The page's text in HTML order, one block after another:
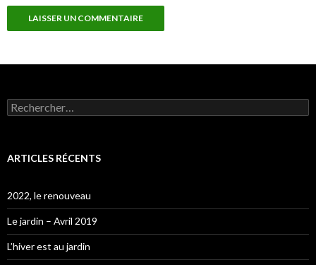
Rechercher :
ARTICLES RÉCENTS
2022, le renouveau
Le jardin – Avril 2019
L’hiver est au jardin